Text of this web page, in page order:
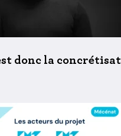
donc la